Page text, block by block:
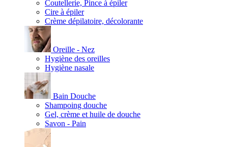
Coutellerie, Pince à épiler
Cire à épiler
Crème dépilatoire, décolorante
Oreille - Nez
Hygiène des oreilles
Hygiène nasale
Bain Douche
Shampoing douche
Gel, crème et huile de douche
Savon - Pain